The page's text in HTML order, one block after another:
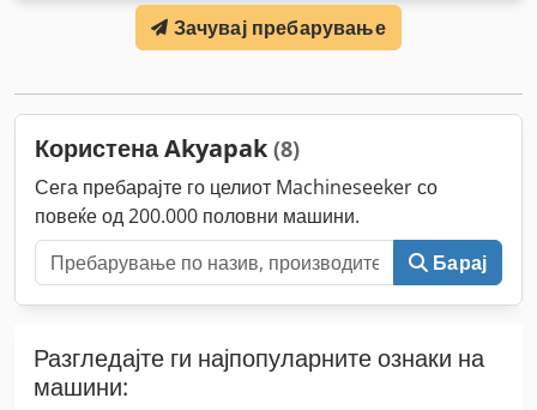
Зачувај пребарување
Користена Akyapak (8)
Сега пребарајте го целиот Machineseeker со
повеќе од 200.000 половни машини.
Барај
Разгледајте ги најпопуларните ознаки на
машини: